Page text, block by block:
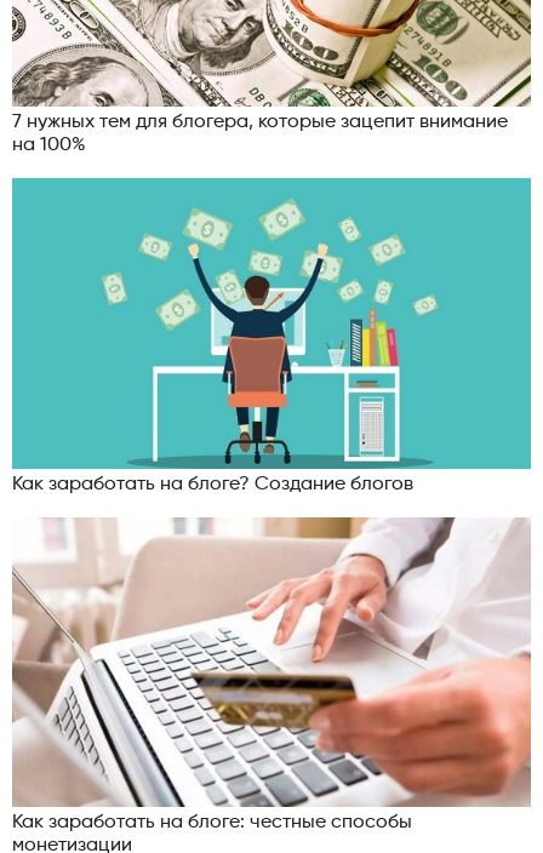
7 нужных тем для блогера, которые зацепит внимание
на 100%
Как заработать на блоге? Создание блогов
Как заработать на блоге: честные способы
монетизации